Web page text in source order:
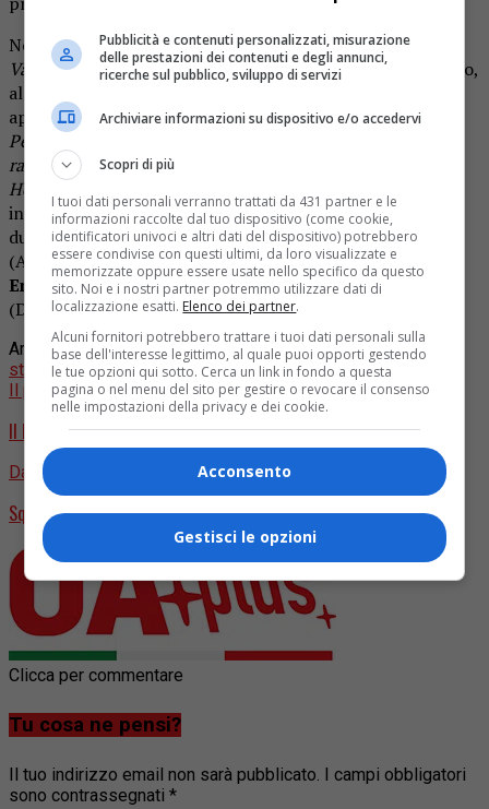
Norton, diventato famoso grazie alla serie BBCHappy
Valley, è noto per aver interpretato variegati ruoli a teatro,
al cinema e in televisione. Nel corso della sua carriera è
apparso in diverse serie tv (tra cuiRestless,I misteri di
Pemberley
ragazza del dipinto,L’ombra di Stalin
House of the Dragon 3
reciterà al fianco di molti degli
interpreti principali delle scorse stagioni: rivedremo
dunqueRhys Ifans(Otto Hightower),Olivia Cooke
(Alicent Hightower),Freddie Fox(Gwayne Hightower),
Emma D’Arcy (Rhaenyra Targaryen) eMatt Smith
(Daemon Targaryen).
Argomenti correlati:CastHBO House of the dragonterza
stagione
Il prossimo
Il Mostro, il TEASER della serie Netflix sul mostro di Firenze
Da non perdere
Squid Game 3, svelata la data di uscita
Clicca per commentare
Tu cosa ne pensi?
Il tuo indirizzo email non sarà pubblicato.
I campi obbligatori
sono contrassegnati *
Pubblicità e contenuti personalizzati, misurazione
delle prestazioni dei contenuti e degli annunci,
ricerche sul pubblico, sviluppo di servizi
Archiviare informazioni su dispositivo e/o accedervi
Scopri di più
I tuoi dati personali verranno trattati da 431 partner e le
informazioni raccolte dal tuo dispositivo (come cookie,
identificatori univoci e altri dati del dispositivo) potrebbero
essere condivise con questi ultimi, da loro visualizzate e
memorizzate oppure essere usate nello specifico da questo
sito. Noi e i nostri partner potremmo utilizzare dati di
localizzazione esatti. Elenco dei partner.
Alcuni fornitori potrebbero trattare i tuoi dati personali sulla
base dell'interesse legittimo, al quale puoi opporti gestendo
le tue opzioni qui sotto. Cerca un link in fondo a questa
pagina o nel menu del sito per gestire o revocare il consenso
nelle impostazioni della privacy e dei cookie.
Acconsento
Gestisci le opzioni